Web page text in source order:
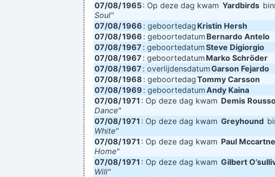
07/08/1965: Op deze dag kwam Yardbirds
Soul"
07/08/1966 : geboortedag Kristin Hersh
07/08/1966 : geboortedatum Bernardo Antelo
07/08/1967 : geboortedatumSteve Digiorgio
07/08/1967 : geboortedatum Marko Schröder
07/08/1967 : overlijdensdatumGarson Fejardo
07/08/1968 : geboortedagTommy Carsson
07/08/1969 : geboortedatumAndy Kaina
07/08/1971 : Op deze dag kwam Demis
Dance"
07/08/1971 : Op deze dag kwam Greyhound
White"
07/08/1971 : Op deze dag kwam Paul
Home"
07/08/1971 : Op deze dag kwam Gilbert
Will"